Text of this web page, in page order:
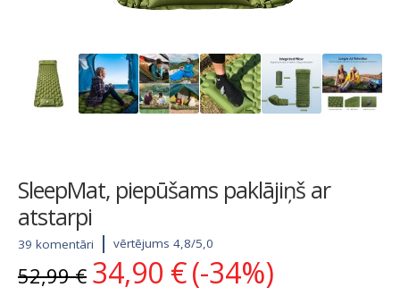
SleepMat, piepūšams paklājiņš ar
atstarpi
39 komentāri vērtējums 4,8/5,0
52,99€ Original
34,90 € Current
(-34%)